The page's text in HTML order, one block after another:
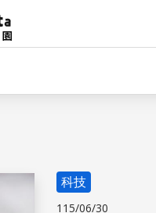
科技
115/06/30